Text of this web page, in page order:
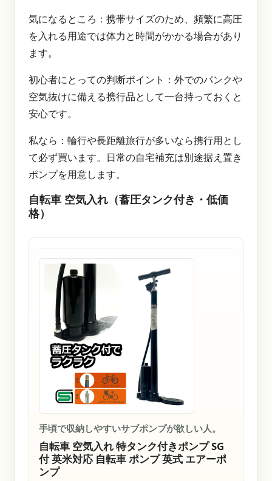
気になるところ：携帯サイズのため、頻繁に高圧
を入れる用途では体力と時間がかかる場合があり
ます。
初心者にとっての判断ポイント：外でのパンクや
空気抜けに備える携行品として一台持っておくと
安心です。
私なら：輪行や長距離旅行が多いなら携行用とし
て必ず買います。日常の自宅補充は別途据え置き
ポンプを用意します。
自転車 空気入れ（蓄圧タンク付き・低価
格）
手頃で収納しやすいサブポンプが欲しい人。
自転車 空気入れ 特タンク付きポンプ SG
付 英米対応 自転車 ポンプ 英式 エアーポ
ンプ